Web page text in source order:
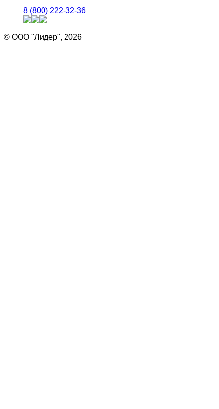
8 (800) 222-32-36
© ООО "Лидер", 2026